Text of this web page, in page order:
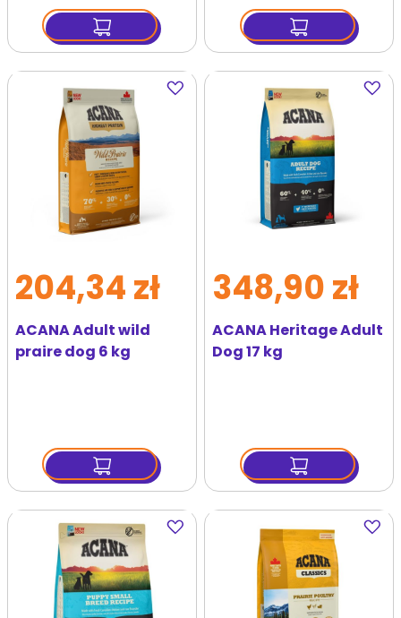
Dodaj
do
ACANA Adult wild
praire dog 6 kg
204,34 zł
Dodaj
do
ACANA Heritage Adult
Dog 17 kg
348,90 zł
Dodaj
do
Dodaj
do